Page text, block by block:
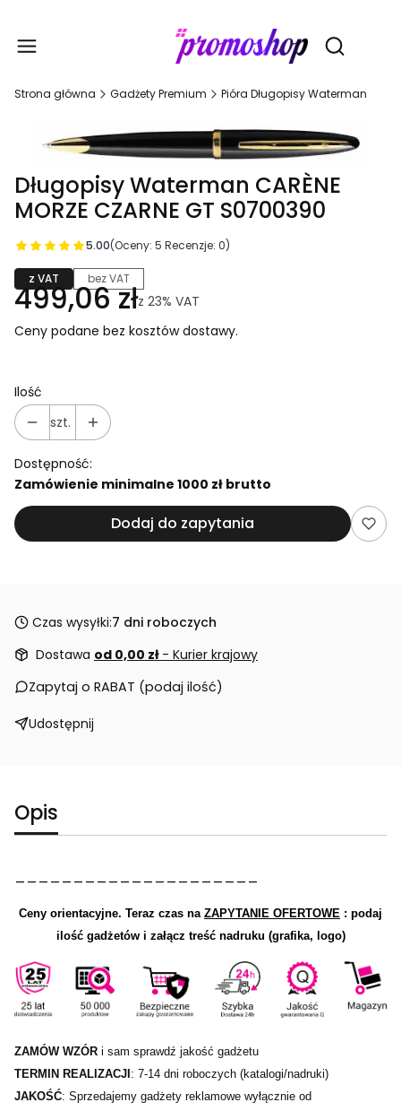
Otwórz
Strona główna Gadżety Premium Pióra Długopisy Waterman
Długopisy Waterman CARÈNE
MORZE CZARNE GT S0700390
5.00(Oceny: 5 Recenzje: 0)
z VAT bez VAT
499,06 złz 23% VAT
Ceny podane bez kosztów dostawy.
Ilość
szt.
Dostępność:
Zamówienie minimalne 1000 zł brutto
Dodaj do zapytania
Czas wysyłki:7 dni roboczych
Dostawa od 0,00 zł - Kurier krajowy
Zapytaj o RABAT (podaj ilość)
Udostępnij
Opis
Ceny orientacyjne. Teraz czas na ZAPYTANIE OFERTOWE : podaj
ilość gadżetów i załącz treść nadruku (grafika, logo)
ZAMÓW WZÓR i sam sprawdź jakość gadżetu
TERMIN REALIZACJI : 7-14 dni roboczych (katalogi/nadruki)
JAKOŚĆ: Sprzedajemy gadżety reklamowe wyłącznie od